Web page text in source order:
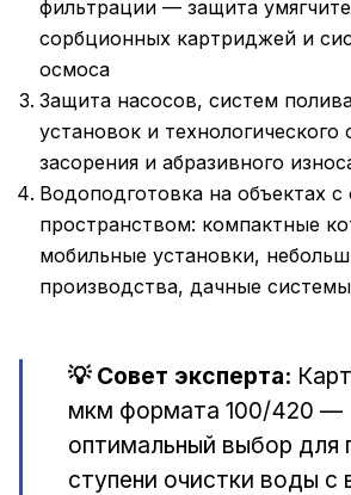
фильтрации — защита
сорбционных картриджей и
осмоса
Защита насосов, систем
установок и технологического
засорения и абразивного
Водоподготовка на объектах
пространством: компактные
мобильные установки,
производства, дачные системы
💡 Совет эксперта:
мкм формата 100/420 —
оптимальный выбор для
ступени очистки воды с